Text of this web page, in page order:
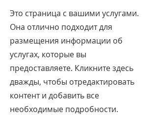
Это страница с вашими услугами.
Она отлично подходит для
размещения информации об
услугах, которые вы
предоставляете. Кликните здесь
дважды, чтобы отредактировать
контент и добавить все
необходимые подробности.